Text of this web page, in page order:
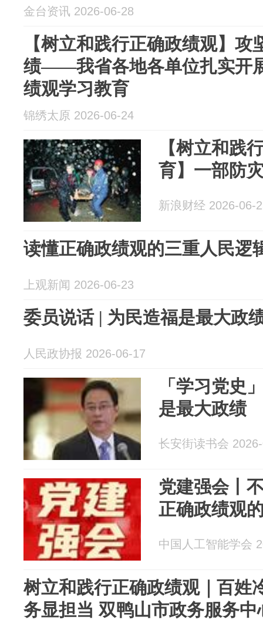
金台资讯 2026-06-28
【树立和践行正确政绩观】攻
绩——我省各地各单位扎实开
绩观学习教育
锦绣太原 2026-06-24
【树立和践
育】一部防
新浪财经 2026-06-
读懂正确政绩观的三重人民逻
上观新闻 2026-06-23
委员说话 | 为民造福是最大政
人民政协报 2026-06-17
「学习党史
是最大政绩
长安街读书会
党建强会丨
正确政绩观
中国人工智能学会
树立和践行正确政绩观｜百姓
务显担当 双鸭山市政务服务